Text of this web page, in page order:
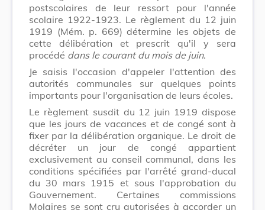
postscolaires de leur ressort pour l'année
scolaire 1922-1923. Le règlement du 12 juin
1919 (Mém. p. 669) détermine les objets de
cette délibération et prescrit qu'il y sera
procédé dans le courant du mois de juin.
Je saisis l'occasion d'appeler l'attention des
autorités communales sur quelques points
importants pour l'organisation de leurs écoles.
Le règlement susdit du 12 juin 1919 dispose
que les jours de vacances et de congé sont à
fixer par la délibération organique. Le droit de
décréter un jour de congé appartient
exclusivement au conseil communal, dans les
conditions spécifiées par l'arrêté grand-ducal
du 30 mars 1915 et sous l'approbation du
Gouvernement. Certaines commissions
Molaires se sont cru autorisées à accorder un